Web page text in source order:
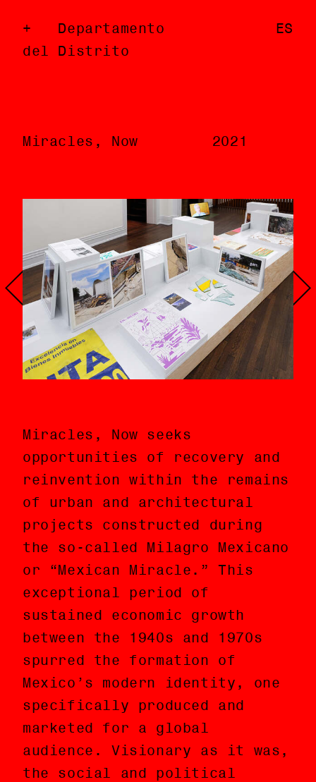
Departamento
del Distrito
Departamento
del Distrito
ES
Miracles, Now
Miracles, Now 2021
2021
Miracles, Now seeks
opportunities of recovery and
reinvention within the remains
of urban and architectural
projects constructed during
the so-called Milagro Mexicano
or “Mexican Miracle.” This
exceptional period of
sustained economic growth
between the 1940s and 1970s
spurred the formation of
Mexico’s modern identity, one
specifically produced and
marketed for a global
audience. Visionary as it was,
the social and political
Miracles, Now busca
oportunidades de recuperación
y reinvención de entre los
vestigios de los proyectos
urbanos y arquitectónicos
construidos durante el llamado
Milagro Mexicano. Este periodo
excepcional de crecimiento
económico sostenido ocurrido
entre 1940 y 1970
aproximadamente propició la
formación de la identidad
moderna de México, una
producida y comercializada
específicamente para una
audiencia global. Aunque fuera